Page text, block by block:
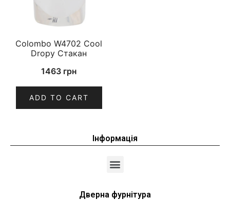
Colombo W4702 Cool
Dropy Стакан
1463 грн
ADD TO CART
Інформація
Дверна фурнітура